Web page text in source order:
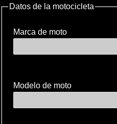
Datos de la motocicleta
Marca de moto
Modelo de moto